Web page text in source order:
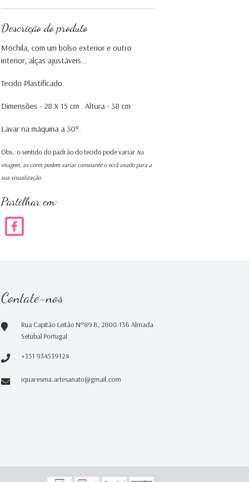
Descrição do produto
Mochila, com um bolso exterior e outro
interior, alças ajustáveis...
Tecido Plastificado.
Dimensões - 28 X 15 cm . Altura - 38 cm
Lavar na máquina a 30º.
Obs.: o sentido do padrão do tecido pode variar.Na
imagem, as cores podem variar consoante o ecrã usado para a
sua visualização.
Partilhar em:
Contate-nos
Rua Capitão Leitão Nº89 B, 2800-136 Almada
Setúbal Portugal
+351 934539124
iquaresma.artesanato@gmail.com